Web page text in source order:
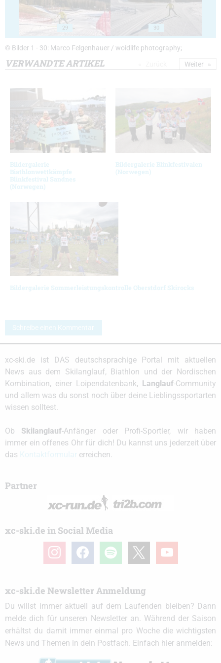
29 30
© Bilder 1 - 30: Marco Felgenhauer / woidlife photography;
VERWANDTE ARTIKEL
Bildergalerie
Biathlonwettkämpfe
Blinkfestival Sandnes
(Norwegen)
Bildergalerie Blinkfestivalen
(Norwegen)
Bildergalerie Sommerleistungskontrolle Oberstdorf Skirocks
Weiter
Schreibe einen Kommentar
xc-ski.de ist DAS deutschsprachige Portal mit aktuellen
News aus dem Skilanglauf, Biathlon und der Nordischen
Kombination, einer Loipendatenbank, Langlauf-Community
und allem was du sonst noch über deine Lieblingssportarten
wissen solltest.
Ob Skilanglauf-Anfänger oder Profi-Sportler, wir haben
immer ein offenes Ohr für dich! Du kannst uns jederzeit über
das
erreichen.
Partner
xc-ski.de in Social Media
instagramfacebook spotify youtube
xc-ski.de Newsletter Anmeldung
Du willst immer aktuell auf dem Laufenden bleiben? Dann
melde dich für unseren Newsletter an. Während der Saison
erhältst du damit immer einmal pro Woche die wichtigsten
News und Themen in dein Postfach. Einfach hier anmelden: